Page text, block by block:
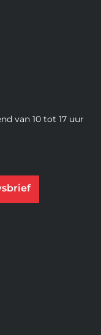
van 10 tot 17 uur